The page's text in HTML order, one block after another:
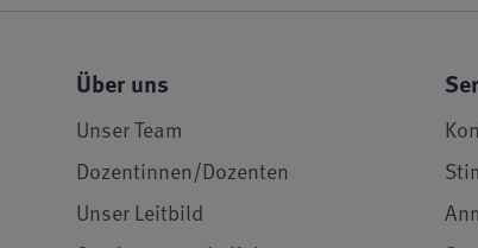
Über uns
Unser Team
Dozentinnen/Dozenten
Unser Leitbild